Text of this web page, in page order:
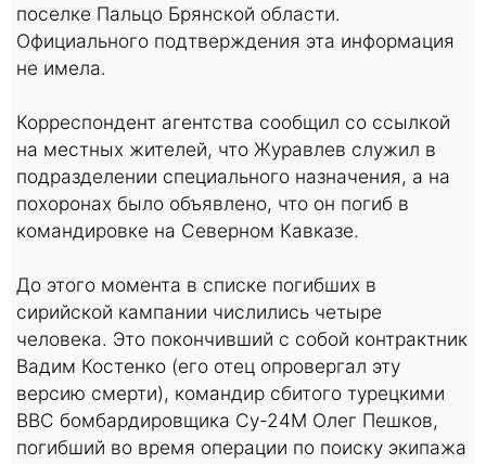
поселке Пальцо Брянской области.
Официального подтверждения эта информация
не имела.
Корреспондент агентства сообщил со ссылкой
на местных жителей, что Журавлев служил в
подразделении специального назначения, а на
похоронах было объявлено, что он погиб в
командировке на Северном Кавказе.
До этого момента в списке погибших в
сирийской кампании числились четыре
человека. Это покончивший с собой контрактник
Вадим Костенко (его отец опровергал эту
версию смерти), командир сбитого турецкими
ВВС бомбардировщика Су-24М Олег Пешков,
погибший во время операции по поиску экипажа